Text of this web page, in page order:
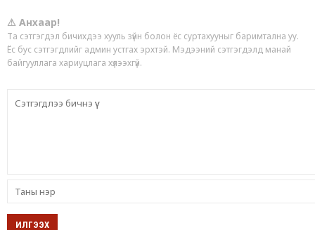
⚠ Анхаар!
Та сэтгэгдэл бичихдээ хууль зүйн болон ёс суртахууныг баримтална уу.
Ёс бус сэтгэгдлийг админ устгах эрхтэй. Мэдээний сэтгэгдэлд манай
байгууллага хариуцлага хүлээхгүй.